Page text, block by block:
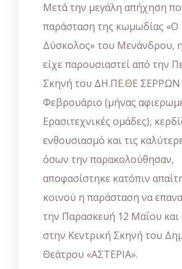
Μετά την μεγάλη απήχηση
παράσταση της κωμωδίας «Ο
Δύσκολος» του Μενάνδρου,
είχε παρουσιαστεί από την
Σκηνή του ΔΗ.ΠΕ.ΘΕ ΣΕΡΡΩΝ
Φεβρουάριο (μήνας
Ερασιτεχνικές ομάδες),
ενθουσιασμό και τις
όσων την παρακολούθησαν,
αποφασίστηκε κατόπιν
κοινού η παράσταση να
την Παρασκευή 12 Μαΐου και
στην Κεντρική Σκηνή του
Θεάτρου «ΑΣΤΕΡΙΑ».